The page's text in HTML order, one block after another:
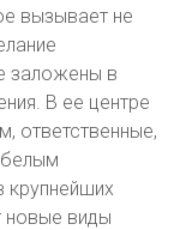
вызывает не
заложены в
В ее центре
ответственные,
крупнейших
новые виды